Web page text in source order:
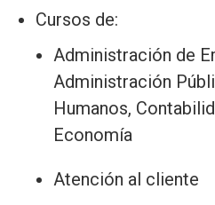
Cursos de:
Administración de
Administración
Humanos,
Economía
Atención al cliente